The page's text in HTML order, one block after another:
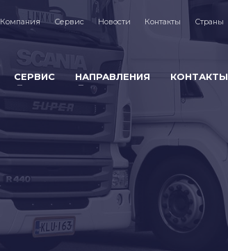
Компания Сервис Новости Контакты Страны
СЕРВИС НАПРАВЛЕНИЯ КОНТАКТЫ